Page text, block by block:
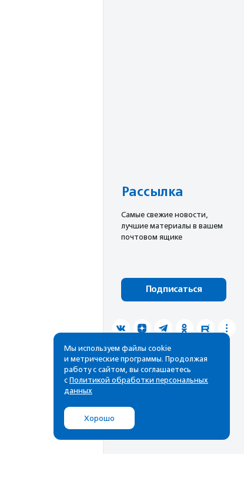
Рассылка
Cамые свежие новости,
лучшие материалы в вашем
почтовом ящике
Подписаться
Мы используем файлы cookie
и метрические программы. Продолжая
работу с сайтом, вы соглашаетесь
с Политикой обработки персональных
данных
Хорошо